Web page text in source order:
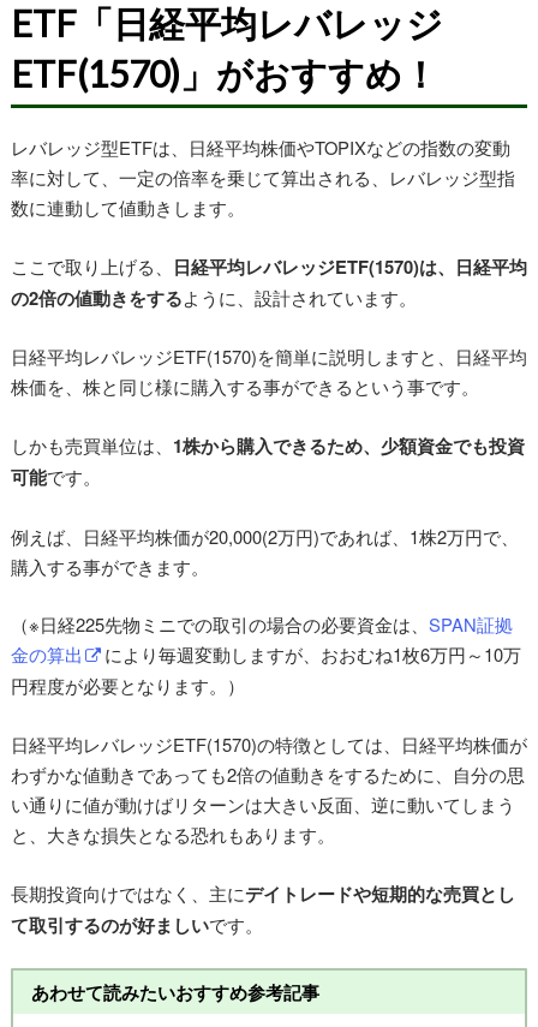
ETF「日経平均レバレッジ
ETF(1570)」がおすすめ！
レバレッジ型ETFは、日経平均株価やTOPIXなどの指数の変動
率に対して、一定の倍率を乗じて算出される、レバレッジ型指
数に連動して値動きします。
ここで取り上げる、 日経平均レバレッジETF(1570)は、日経平均
の2倍の値動きをするように、設計されています。
日経平均レバレッジETF(1570)を簡単に説明しますと、日経平均
株価を、株と同じ様に購入する事ができるという事です。
しかも売買単位は、 1株から購入できるため、少額資金でも投資
可能です。
例えば、日経平均株価が20,000(2万円)であれば、1株2万円で、
購入する事ができます。
（※日経225先物ミニでの取引の場合の必要資金は、 SPAN証拠
金の算出
により毎週変動しますが、おおむね1枚6万円～10万
円程度が必要となります。）
日経平均レバレッジETF(1570)の特徴としては、日経平均株価が
わずかな値動きであっても2倍の値動きをするために、自分の思
い通りに値が動けばリターンは大きい反面、逆に動いてしまう
と、大きな損失となる恐れもあります。
長期投資向けではなく、主にデイトレードや短期的な売買とし
て取引するのが好ましいです。
あわせて読みたいおすすめ参考記事